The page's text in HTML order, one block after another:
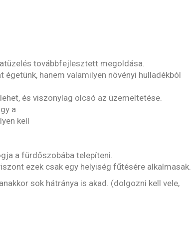
továbbfejlesztett megoldása.
égetünk, hanem valamilyen növényi hulladékból
és viszonylag olcsó az üzemeltetése.
a
kell
a fürdőszobába telepíteni.
ezek csak egy helyiség fűtésére alkalmasak.
sok hátránya is akad. (dolgozni kell vele,